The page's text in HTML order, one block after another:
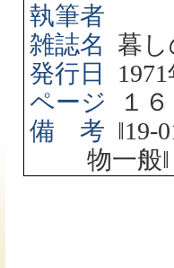
執筆者
雑誌名
暮
発行日
1971
ページ
１
備 考 ‖19-
物一般‖